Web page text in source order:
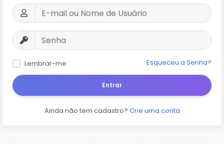
Lembrar-me Esqueceu a Senha?
Entrar
Ainda não tem cadastro? Crie uma conta